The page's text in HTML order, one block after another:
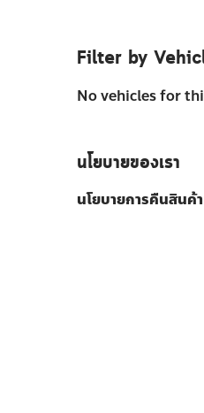
Filter by
No vehicles for
นโยบายของเรา
นโยบายการคืนสินค้